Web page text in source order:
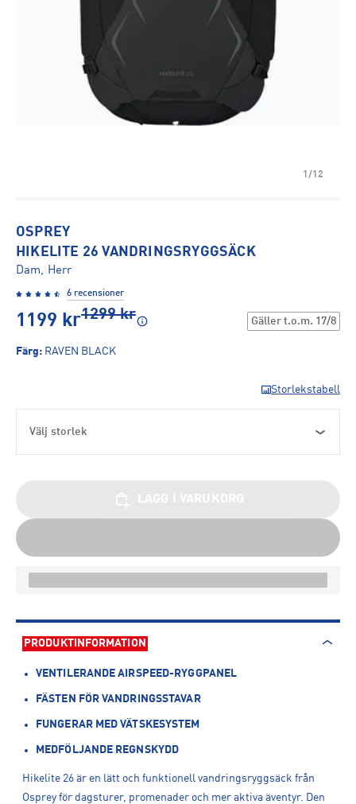
1/12
OSPREY
HIKELITE 26 VANDRINGSRYGGSÄCK
Dam, Herr
6 recensioner
1199 kr1299 kr Gäller t.o.m. 17/8
Färg: RAVEN BLACK
Storlekstabell
Välj storlek
PRODUKTINFORMATION
VENTILERANDE AIRSPEED-RYGGPANEL
FÄSTEN FÖR VANDRINGSSTAVAR
FUNGERAR MED VÄTSKESYSTEM
MEDFÖLJANDE REGNSKYDD
Hikelite 26 är en lätt och funktionell vandringsryggsäck från
Osprey för dagsturer, promenader och mer aktiva äventyr. Den